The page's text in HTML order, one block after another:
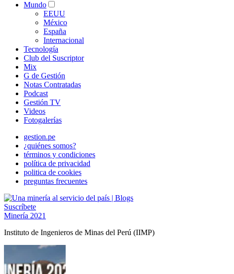
Mundo
EEUU
México
España
Internacional
Tecnología
Club del Suscriptor
Mix
G de Gestión
Notas Contratadas
Podcast
Gestión TV
Videos
Fotogalerías
gestion.pe
¿quiénes somos?
términos y condiciones
política de privacidad
politica de cookies
preguntas frecuentes
Suscríbete
Minería 2021
Instituto de Ingenieros de Minas del Perú (IIMP)